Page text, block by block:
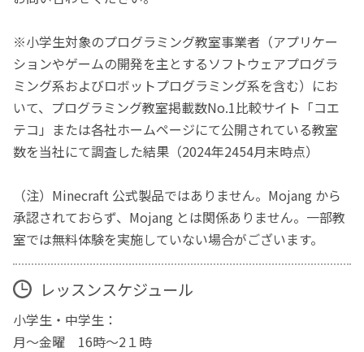
※小学生対象のプログラミング教室事業者（アプリケー
ションやゲームの開発を主とするソフトウェアプログラ
ミング系およびロボットプログラミング系を含む）にお
いて、プログラミング教室掲載数No.1比較サイト「コエ
テコ」または各社ホームページにて公開されている教室
数を当社にて調査した結果（2024年2454月末時点）
（注）Minecraft 公式製品ではありません。Mojang から
承認されておらず、Mojang とは関係ありません。一部教
室では無料体験を実施していない場合がございます。
レッスンスケジュール
小学生・中学生：
月～金曜 16時～2１時